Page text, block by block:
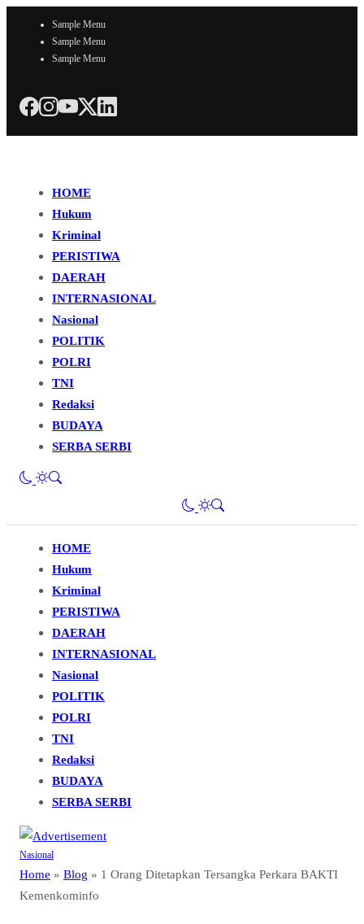
Sample Menu
Sample Menu
Sample Menu
HOME
Hukum
Kriminal
PERISTIWA
DAERAH
INTERNASIONAL
Nasional
POLITIK
POLRI
TNI
Redaksi
BUDAYA
SERBA SERBI
HOME
Hukum
Kriminal
PERISTIWA
DAERAH
INTERNASIONAL
Nasional
POLITIK
POLRI
TNI
Redaksi
BUDAYA
SERBA SERBI
Nasional
Home » Blog » 1 Orang Ditetapkan Tersangka Perkara BAKTI
Kemenkominfo